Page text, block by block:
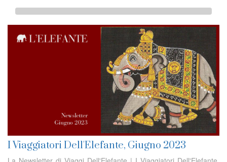
I Viaggiatori Dell'Elefante, Giugno 2023